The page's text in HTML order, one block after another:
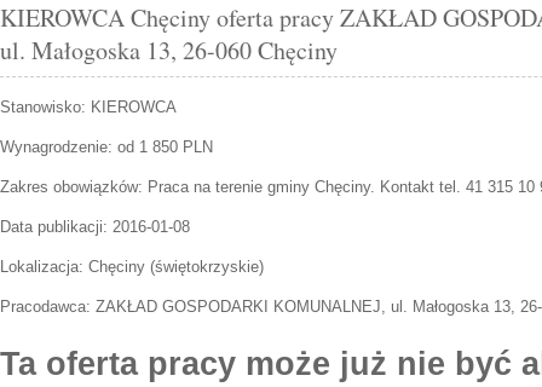
KIEROWCA Chęciny oferta pracy ZAKŁAD
ul. Małogoska 13, 26-060 Chęciny
Stanowisko: KIEROWCA
Wynagrodzenie: od 1 850 PLN
Zakres obowiązków: Praca na terenie gminy Chęciny. Kontakt tel. 41 315
Data publikacji: 2016-01-08
Lokalizacja: Chęciny (świętokrzyskie)
Pracodawca: ZAKŁAD GOSPODARKI KOMUNALNEJ, ul. Małogoska 13,
Ta oferta pracy może już nie być